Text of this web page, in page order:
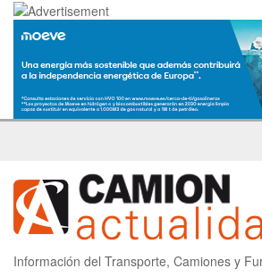
Información del Transporte, Camiones y